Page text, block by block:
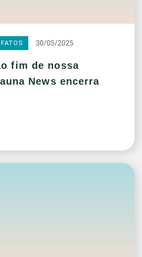
30/05/2025
fim de nossa
News encerra